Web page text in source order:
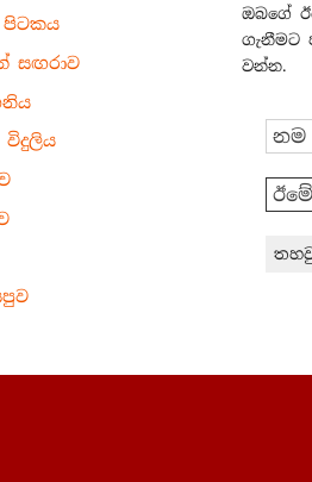
පිටකය
සඟරාව
ඔබගේ
ගැනීමට
වන්න.